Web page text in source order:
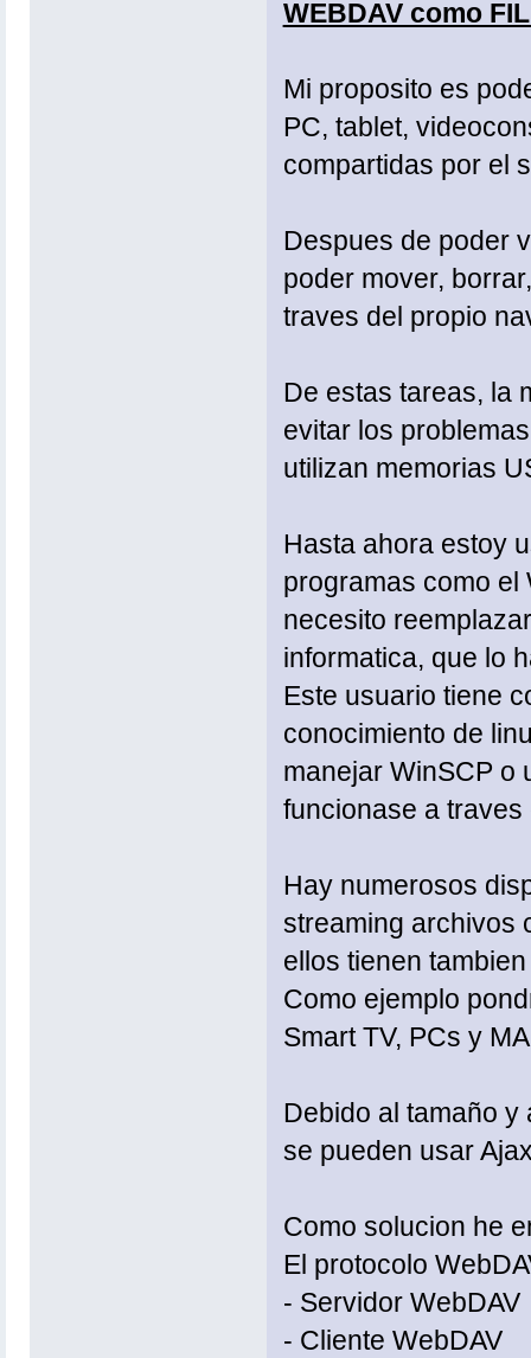
WEBDAV como
Mi proposito es
PC, tablet,
compartidas por el
Despues de poder
poder mover,
traves del propio
De estas tareas, la
evitar los
utilizan memorias
Hasta ahora estoy
programas como el
necesito
informatica, que lo
Este usuario tiene
conocimiento de
manejar WinSCP o
funcionase a
Hay numerosos
streaming archivos
ellos tienen
Como ejemplo
Smart TV, PCs y
Debido al tamaño y
se pueden usar
Como solucion he
El protocolo
- Servidor WebDAV
- Cliente WebDAV